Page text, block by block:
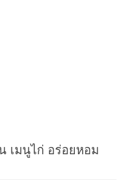
เมนูไก่ อร่อยหอม